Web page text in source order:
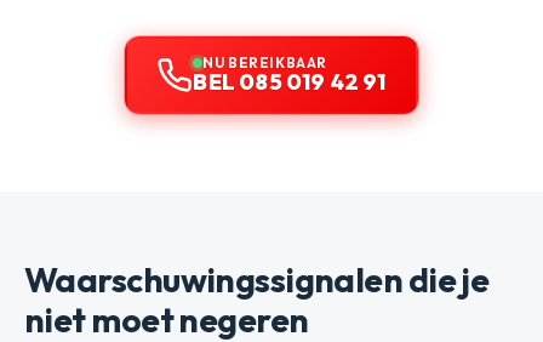
NU BEREIKBAAR
BEL 085 019 42 91
Waarschuwingssignalen die je
niet moet negeren